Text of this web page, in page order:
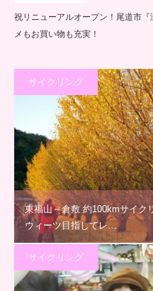
祝リニューアルオープン！尾道市
メもお買い物も充実！
サイクリング
東福山～倉敷 約100kmサイク
ウィーツ目指してレ…
サイクリング